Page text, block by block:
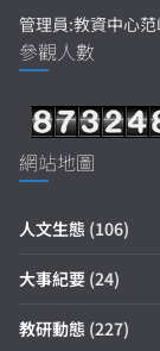
管理員:教資中心
參觀人數
網站地圖
人文生態 (106)
大事紀要 (24)
教研動態 (227)